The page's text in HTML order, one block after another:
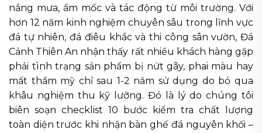
nắng mưa, ẩm mốc và tác động từ môi trường. Với
hơn 12 năm kinh nghiệm chuyên sâu trong lĩnh vực
đá tự nhiên, đá điêu khắc và thi công sân vườn, Đá
Cảnh Thiên An nhận thấy rất nhiều khách hàng gặp
phải tình trạng sản phẩm bị nứt gãy, phai màu hay
mất thẩm mỹ chỉ sau 1-2 năm sử dụng do bỏ qua
khâu nghiệm thu kỹ lưỡng. Đó là lý do chúng tôi
biên soạn checklist 10 bước kiểm tra chất lượng
toàn diện trước khi nhận bàn ghế đá nguyên khối –